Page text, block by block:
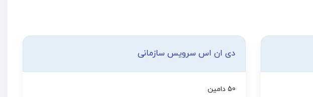
دی ان اس سرویس سازمانی
50 دامین